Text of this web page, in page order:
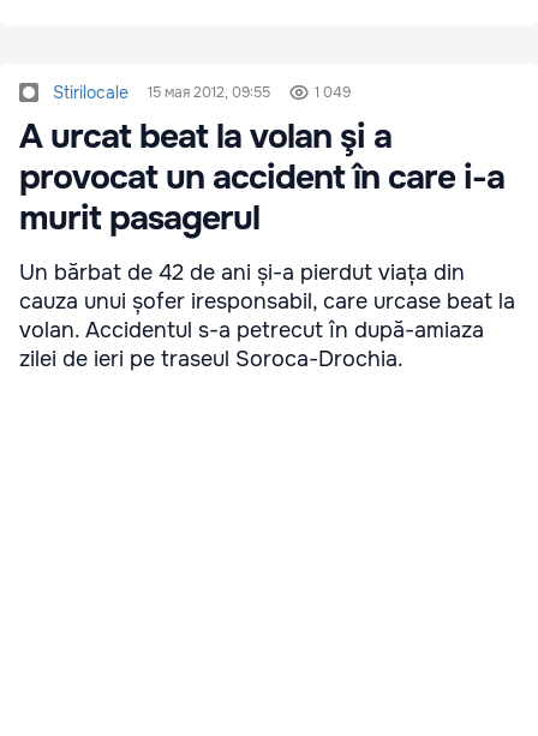
Stirilocale 15 мая 2012, 09:55 1 049
A urcat beat la volan şi a
provocat un accident în care i-a
murit pasagerul
Un bărbat de 42 de ani și-a pierdut viața din
cauza unui șofer iresponsabil, care urcase beat la
volan. Accidentul s-a petrecut în după-amiaza
zilei de ieri pe traseul Soroca-Drochia.